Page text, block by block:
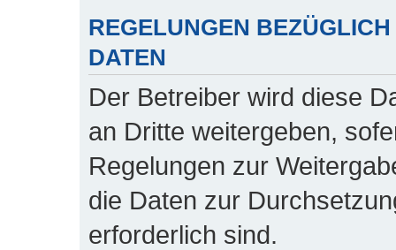
REGELUNGEN
DATEN
Der Betreiber wird diese
an Dritte weitergeben,
Regelungen zur
die Daten zur
erforderlich sind.